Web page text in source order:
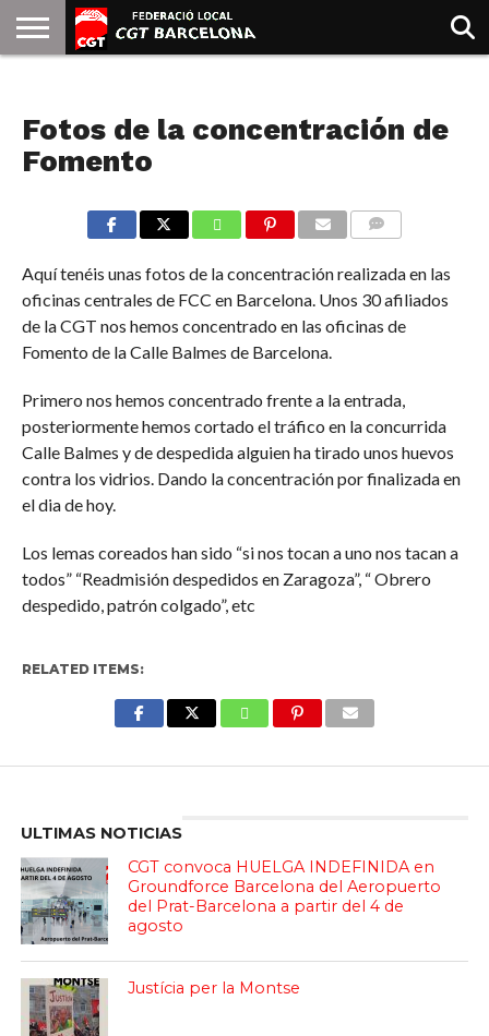
GOLDMAN
Fotos de la concentración de
Fomento
Aquí tenéis unas fotos de la concentración realizada en las
oficinas centrales de FCC en Barcelona. Unos 30 afiliados
de la CGT nos hemos concentrado en las oficinas de
Fomento de la Calle Balmes de Barcelona.
Primero nos hemos concentrado frente a la entrada,
posteriormente hemos cortado el tráfico en la concurrida
Calle Balmes y de despedida alguien ha tirado unos huevos
contra los vidrios. Dando la concentración por finalizada en
el dia de hoy.
Los lemas coreados han sido “si nos tocan a uno nos tacan a
todos” “Readmisión despedidos en Zaragoza”, “ Obrero
despedido, patrón colgado”, etc
RELATED ITEMS:
ULTIMAS NOTICIAS
CGT convoca HUELGA INDEFINIDA en
Groundforce Barcelona del Aeropuerto
del Prat-Barcelona a partir del 4 de
agosto
Justícia per la Montse